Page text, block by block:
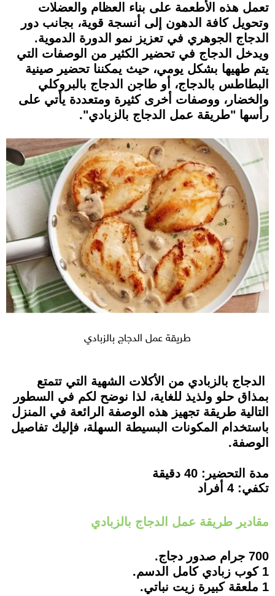
تعمل هذه الأطعمة على بناء العظام والعضلات
وتحويل كافة الدهون إلى أنسجة قوية، بجانب دور
الدجاج الجوهري في تعزيز نمو الدورة الدموية.
ويدخل الدجاج في تحضير الكثير من الوصفات التي
يتم طهيها بشكل يومي، حيث يمكننا تحضير صينية
البطاطس بالدجاج، أو طاجن الدجاج بالبروكلي
والخضار، ووصفات أخرى كثيرة ومتعددة يأتي على
رأسها "طريقة عمل الدجاج بالزبادي".
طريقة عمل الدجاج بالزبادي
الدجاج بالزبادي من الأكلات الشهية التي تتمتع
بمذاق حلو ولذيذ للغاية، لذا نوضح لكم في السطور
التالية طريقة تجهيز هذه الوصفة الرائعة في المنزل
باستخدام المكونات البسيطة السهلة، فإليك تفاصيل
الوصفة.
مدة التحضير: 40 دقيقة
تكفي: 4 أفراد
مقادير طريقة عمل الدجاج بالزبادي
700 جرام صدور دجاج.
1 كوب زبادي كامل الدسم.
1 ملعقة كبيرة زيت نباتي.